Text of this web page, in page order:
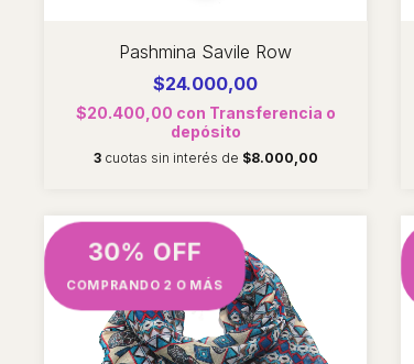
Pashmina Savile Row
$24.000,00
$20.400,00 con Transferencia o
depósito
3 cuotas sin interés de $8.000,00
30% OFF
COMPRANDO 2 O MÁS